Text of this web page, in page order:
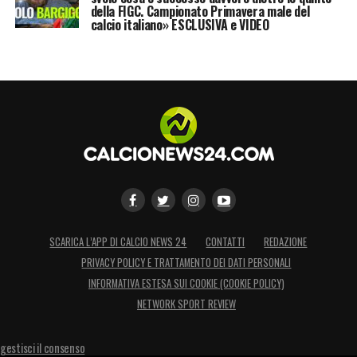
della FIGC. Campionato Primavera male del
calcio italiano» ESCLUSIVA e VIDEO
SCARICA L’APP DI CALCIO NEWS 24 CONTATTI
REDAZIONE
PRIVACY POLICY E TRATTAMENTO DEI DATI PERSONALI
INFORMATIVA ESTESA SUI COOKIE (COOKIE POLICY)
NETWORK SPORT REVIEW
gestisci il consenso